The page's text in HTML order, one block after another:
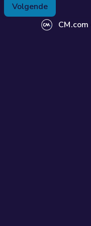
€ 260,15
toegevoegd.
Volgende
CM.com